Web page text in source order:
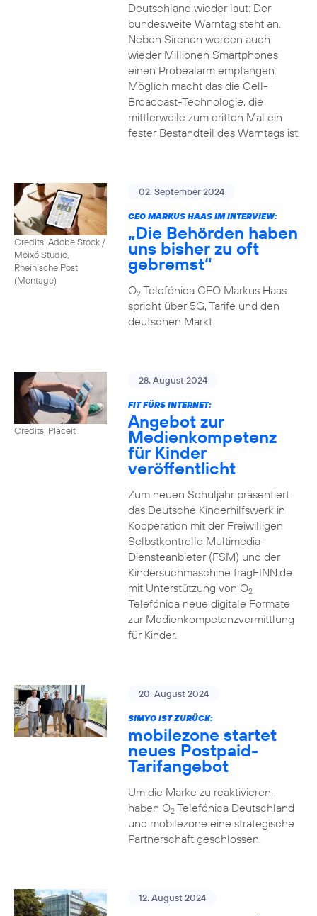
Deutschland wieder laut: Der
bundesweite Warntag steht an.
Neben Sirenen werden auch
wieder Millionen Smartphones
einen Probealarm empfangen.
Möglich macht das die Cell-
Broadcast-Technologie, die
mittlerweile zum dritten Mal ein
fester Bestandteil des Warntags ist.
Credits: Adobe Stock /
Moixó Studio,
Rheinische Post
(Montage)
02. September 2024
CEO MARKUS HAAS IM INTERVIEW:
„Die Behörden haben
uns bisher zu oft
gebremst“
O2Telefónica CEO Markus Haas
spricht über 5G, Tarife und den
deutschen Markt
Credits: Placeit
28. August 2024
FIT FÜRS INTERNET:
Angebot zur
Medienkompetenz
für Kinder
veröffentlicht
Zum neuen Schuljahr präsentiert
das Deutsche Kinderhilfswerk in
Kooperation mit der Freiwilligen
Selbstkontrolle Multimedia-
Diensteanbieter (FSM) und der
Kindersuchmaschine fragFINN.de
mit Unterstützung von O2
Telefónica neue digitale Formate
zur Medienkompetenzvermittlung
für Kinder.
20. August 2024
SIMYO IST ZURÜCK:
mobilezone startet
neues Postpaid-
Tarifangebot
Um die Marke zu reaktivieren,
haben O2Telefónica Deutschland
und mobilezone eine strategische
Partnerschaft geschlossen.
12. August 2024